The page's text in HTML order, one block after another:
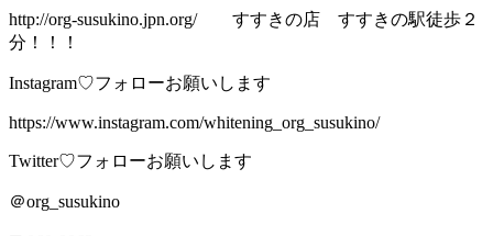
http://org-susukino.jpn.org/ すすきの店 すすきの駅徒歩２
分！！！
Instagram♡フォローお願いします
https://www.instagram.com/whitening_org_susukino/
Twitter♡フォローお願いします
＠org_susukino